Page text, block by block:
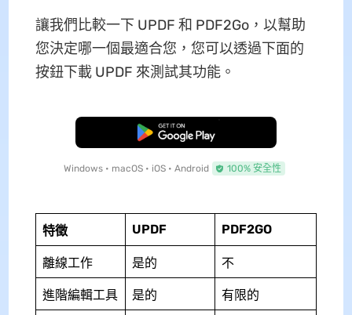
讓我們比較一下 UPDF 和 PDF2Go，以幫助
您決定哪一個最適合您，您可以透過下面的
按鈕下載 UPDF 來測試其功能。
免費下載
Windows • macOS • iOS • Android 100% 安全性
特徵 UPDF PDF2GO
離線工作 是的 不
進階編輯工具 是的 有限的